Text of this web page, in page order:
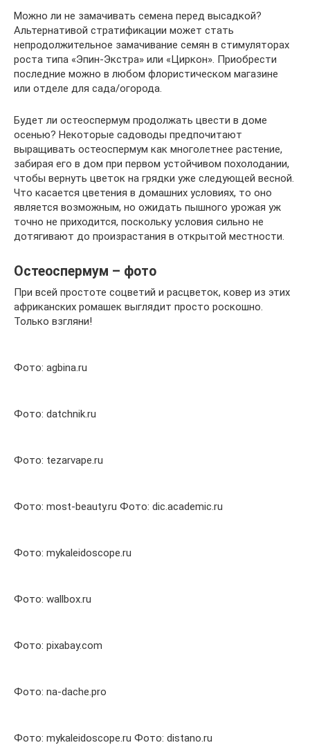
Можно ли не замачивать семена перед высадкой?
Альтернативой стратификации может стать
непродолжительное замачивание семян в стимуляторах
роста типа «Эпин-Экстра» или «Циркон». Приобрести
последние можно в любом флористическом магазине
или отделе для сада/огорода.
Будет ли остеоспермум продолжать цвести в доме
осенью? Некоторые садоводы предпочитают
выращивать остеоспермум как многолетнее растение,
забирая его в дом при первом устойчивом похолодании,
чтобы вернуть цветок на грядки уже следующей весной.
Что касается цветения в домашних условиях, то оно
является возможным, но ожидать пышного урожая уж
точно не приходится, поскольку условия сильно не
дотягивают до произрастания в открытой местности.
Остеоспермум – фото
При всей простоте соцветий и расцветок, ковер из этих
африканских ромашек выглядит просто роскошно.
Только взгляни!
Фото: agbina.ru
Фото: datchnik.ru
Фото: tezarvape.ru
Фото: most-beauty.ru Фото: dic.academic.ru
Фото: mykaleidoscope.ru
Фото: wallbox.ru
Фото: pixabay.com
Фото: na-dache.pro
Фото: mykaleidoscope.ru Фото: distano.ru